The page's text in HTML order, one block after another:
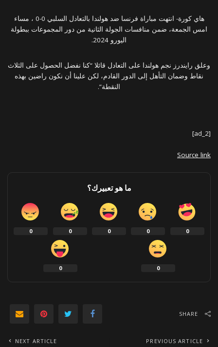
هاي كورة- انتهت مباراة فرنسا ضد هولندا بالتعادل السلبي 0-0 ، مساء
امس الجمعة، ضمن منافسات الجولة الثانية من دور المجموعات ببطولة
اليورو 2024.
وعلق رايندرز نجم هولندا على التعادل قائلا “كنا نفضل الحصول على الثلاث
نقاط وضمان التأهل إلى الدور القادم، لكن علينا أن نكون راضين بهذه
النقطة”.
[ad_2]
Source link
ما هو تعبيرك؟
0
0
0
0
0
0
0
SHARE
PREVIOUS ARTICLE
NEXT ARTICLE